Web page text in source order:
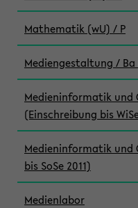
Mathematik (wU) / P
Mediengestaltung / Ba
Medieninformatik und
(Einschreibung bis
Medieninformatik und
bis SoSe 2011)
Medienlabor